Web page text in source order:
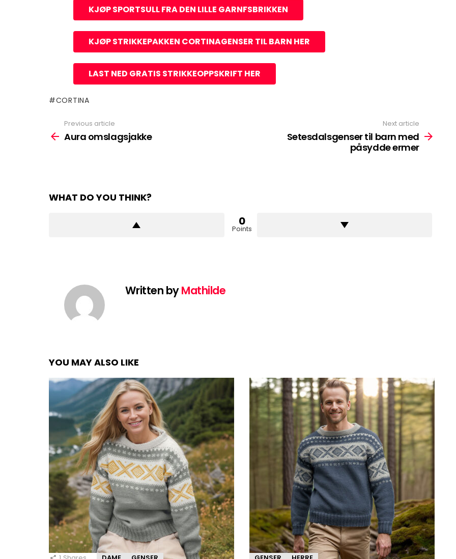
KJØP SPORTSULL FRA DEN LILLE GARNFSBRIKKEN
KJØP STRIKKEPAKKEN CORTINAGENSER TIL BARN HER
LAST NED GRATIS STRIKKEOPPSKRIFT HER
CORTINA
more
Previous article
Aura omslagsjakke
Next article
Setesdalsgenser til barn med
påsydde ermer
WHAT DO YOU THINK?
0
Points
Written byMathilde
YOU MAY ALSO LIKE